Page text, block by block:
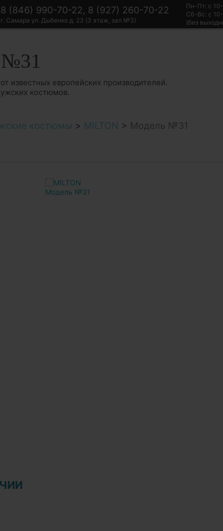
8 (846) 990-70-22, 8 (927) 260-70-22
г. Самара ул. Дыбенко д. 23 (3 этаж, зал №3)
Пн-Пт: с
Сб-Вс: с
(без
№31
известных европейских производителей.
костюмов.
костюмы > MILTON > Модель №31